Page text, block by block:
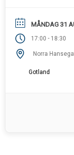
MÅNDAG 31
17:00 - 18:30
Norra
Gotland